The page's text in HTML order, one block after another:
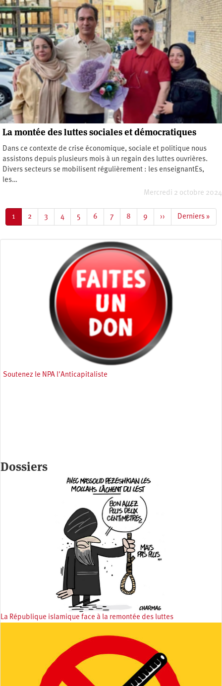
La montée des luttes sociales et démocratiques
Dans ce contexte de crise économique, sociale et politique nous
assistons depuis plusieurs mois à un regain des luttes ouvrières.
Divers secteurs se mobilisent régulièrement : les enseignantEs,
les…
Mercredi 2 octobre 2024
Page
courante
1 Page
2 Page
3 Page
4 Page
5 Page
6 Page
7 Page
8 Page
9
Page
suivante
››
Dernière
page
Derniers »
Soutenez le NPA l'Anticapitaliste
Dossiers
La République islamique face à la remontée des luttes